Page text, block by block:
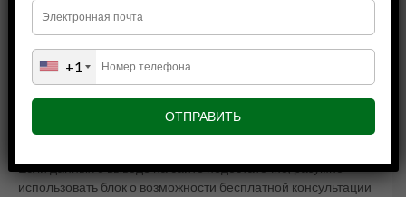
В цивилизованной брокерской модели правила вывода
должны быть понятны заранее. Клиент должен видеть
сроки, лимиты, доступные способы, комиссии, основания
для отказа и процедуру рассмотрения спорной заявки. Если
регламент либо недостаточно раскрыт, либо фактически
меняется по ходу общения, это резко увеличивает риск.
Если данных о выводе на сайте недостаточно, разумно
использовать блок о возможности бесплатной консультации
+1